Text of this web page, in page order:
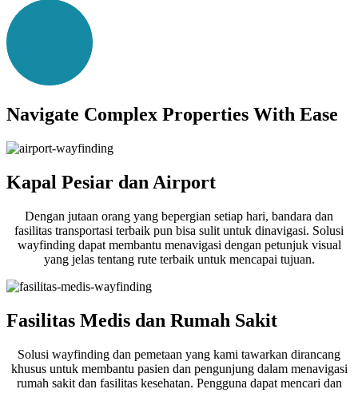
Navigate Complex Properties With Ease
Kapal Pesiar dan Airport
Dengan jutaan orang yang bepergian setiap hari, bandara dan
fasilitas transportasi terbaik pun bisa sulit untuk dinavigasi. Solusi
wayfinding dapat membantu menavigasi dengan petunjuk visual
yang jelas tentang rute terbaik untuk mencapai tujuan.
Fasilitas Medis dan Rumah Sakit
Solusi wayfinding dan pemetaan yang kami tawarkan dirancang
khusus untuk membantu pasien dan pengunjung dalam menavigasi
rumah sakit dan fasilitas kesehatan. Pengguna dapat mencari dan